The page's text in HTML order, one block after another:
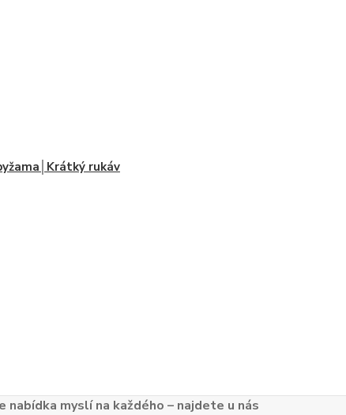
rukáv
myslí na každého – najdete u nás